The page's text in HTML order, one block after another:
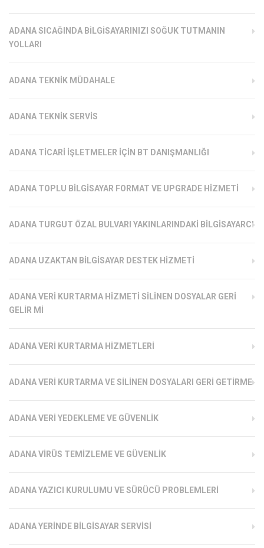
ADANA SICAĞINDA BILGISAYARINIZI SOĞUK TUTMANIN
YOLLARI
ADANA TEKNIK MÜDAHALE
ADANA TEKNIK SERVIS
ADANA TICARI İŞLETMELER İÇIN BT DANIŞMANLIĞI
ADANA TOPLU BILGISAYAR FORMAT VE UPGRADE HIZMETI
ADANA TURGUT ÖZAL BULVARI YAKINLARINDAKI BILGISAYARCI
ADANA UZAKTAN BILGISAYAR DESTEK HIZMETI
ADANA VERI KURTARMA HIZMETI SILINEN DOSYALAR GERI
GELIR MI
ADANA VERI KURTARMA HIZMETLERI
ADANA VERI KURTARMA VE SILINEN DOSYALARI GERI GETIRME
ADANA VERI YEDEKLEME VE GÜVENLIK
ADANA VIRÜS TEMIZLEME VE GÜVENLIK
ADANA YAZICI KURULUMU VE SÜRÜCÜ PROBLEMLERI
ADANA YERINDE BILGISAYAR SERVISI